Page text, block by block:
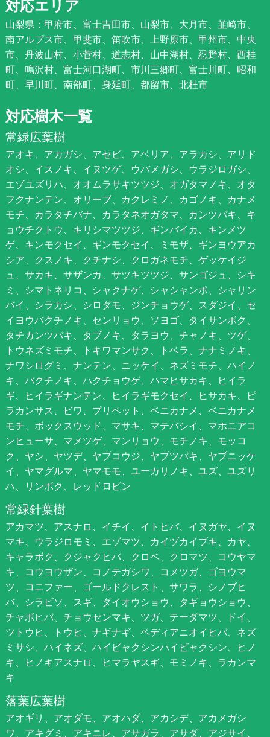
対応エリア
山梨県：甲府市、富士吉田市、山梨市、大月市、韮崎市、
南アルプス市、甲斐市、笛吹市、上野原市、甲州市、中央
市、丹波山村、小菅村、道志村、山中湖村、忍野村、西桂
町、鳴沢村、富士河口湖町、市川三郷町、富士川町、昭和
町、早川町、南部町、身延町、都留市、北杜市
対応樹木一覧
常緑広葉樹
アオキ、アカガシ、アセビ、アベリア、アラカシ、アリド
オシ、イスノキ、イヌツゲ、ウバメガシ、ウラジロガシ、
エゾユズリハ、オオムラサキツツジ、オガタマノキ、オタ
フクナンテン、オリーブ、カクレミノ、カゴノキ、カナメ
モチ、カラタチバナ、カラタネオガタマ、カンツバキ、キ
ョウチクトウ、キリシマツツジ、ギンバイカ、キンメツ
ゲ、キンモクセイ、ギンモクセイ、ミモザ、ギンヨウアカ
シア、クスノキ、クチナシ、クロガネモチ、ゲッケイジ
ュ、サカキ、サザンカ、サツキツツジ、サンゴジュ、シキ
ミ、シマトネリコ、シャクナゲ、シャシャンポ、シャリン
バイ、シラカシ、シロダモ、ジンチョウゲ、スダジイ、セ
イヨウバクチノキ、センリョウ、ソヨゴ、タイサンボク、
タチカンツバキ、タブノキ、タラヨウ、チャノキ、ツゲ、
トウネズミモチ、トキワマンサク、トベラ、ナナミノキ、
ナワシログミ、ナンテン、ニッケイ、ネズミモチ、ハイノ
キ、バクチノキ、ハクチョウゲ、ハマヒサカキ、ヒイラ
ギ、ヒイラギナンテン、ヒイラギモクセイ、ヒサカキ、ピ
ラカンサス、ビワ、プリペット、ベニカナメ、ベニカナメ
モチ、ボックスウッド、マサキ、マテバシイ、マホニアコ
ンヒューサ、マメツゲ、マンリョウ、モチノキ、モッコ
ク、ヤシ、ヤツデ、ヤブコウジ、ヤブツバキ、ヤブニッケ
イ、ヤマグルマ、ヤマモモ、ユーカリノキ、ユズ、ユズリ
ハ、リンボク、レッドロビン
常緑針葉樹
アカマツ、アスナロ、イチイ、イトヒバ、イヌガヤ、イヌ
マキ、ウラジロモミ、エゾマツ、カイヅカイブキ、カヤ、
キャラボク、クジャクヒバ、クロベ、クロマツ、コウヤマ
キ、コウヨウザン、コノテガシワ、コメツガ、ゴヨウマ
ツ、コニファー、ゴールドクレスト、サワラ、シノブヒ
バ、シラビソ、スギ、ダイオウショウ、タギョウショウ、
チャボヒバ、チョウセンマキ、ツガ、テーダマツ、ドイ、
ツトウヒ、トウヒ、ナギナギ、ペディアニオイヒバ、ネズ
ミサシ、ハイネズ、ハイビャクシンハイビャクシン、ヒノ
キ、ヒノキアスナロ、ヒマラヤスギ、モミノキ、ラカンマ
キ
落葉広葉樹
アオギリ、アオダモ、アオハダ、アカシデ、アカメガシ
ワ、アキグミ、アキニレ、アサガラ、アサダ、アジサイ、